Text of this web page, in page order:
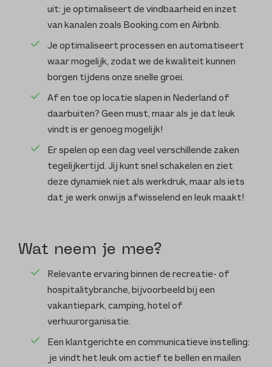
uit: je optimaliseert de vindbaarheid en inzet
van kanalen zoals Booking.com en Airbnb.
Je optimaliseert processen en automatiseert
waar mogelijk, zodat we de kwaliteit kunnen
borgen tijdens onze snelle groei.
Af en toe op locatie slapen in Nederland of
daarbuiten? Geen must, maar als je dat leuk
vindt is er genoeg mogelijk!
Er spelen op een dag veel verschillende zaken
tegelijkertijd. Jij kunt snel schakelen en ziet
deze dynamiek niet als werkdruk, maar als iets
dat je werk onwijs afwisselend en leuk maakt!
Wat neem je mee?
Relevante ervaring binnen de recreatie- of
hospitalitybranche, bijvoorbeeld bij een
vakantiepark, camping, hotel of
verhuurorganisatie.
Een klantgerichte en communicatieve instelling:
je vindt het leuk om actief te bellen en mailen